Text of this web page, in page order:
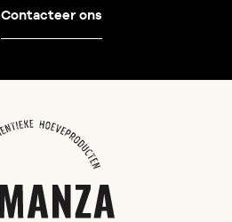
Contacteer ons